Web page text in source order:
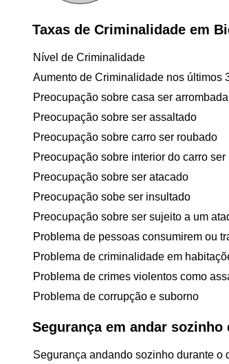
Taxas de Criminalidade em
Nível de Criminalidade
Aumento de Criminalidade nos últimos
Preocupação sobre casa ser
Preocupação sobre ser assaltado
Preocupação sobre carro ser roubado
Preocupação sobre interior do carro ser
Preocupação sobre ser atacado
Preocupação sobe ser insultado
Preocupação sobre ser sujeito a um
Problema de pessoas consumirem ou
Problema de criminalidade em
Problema de crimes violentos como
Problema de corrupção e suborno
Segurança em andar
Segurança andando sozinho durante o